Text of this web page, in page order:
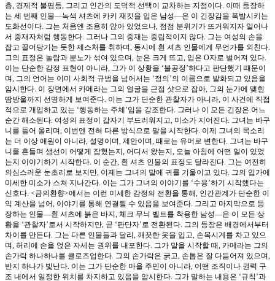
층, 경제적 불평등, 그리고 인간의 도덕적 선택이 교차하는 지점이다. 이때 등장하
는 세 번째 인물—녹색 셔츠에 카키 재킷을 입은 남성—은 이 긴장감을 폭발시키는
도화선이다. 그는 처음엔 조용히 앉아 있었으나, 점점 분위기가 뜨거워지자 일어나
서 중재자처럼 행동한다. 그러나 그의 중재는 중립적이지 않다. 그는 여성의 손을
잡고 끌어당기는 듯한 제스처를 취하며, 동시에 흰 셔츠 인물에게 무언가를 외친다.
그의 표정은 놀람과 분노가 섞여 있으며, 눈은 크게 뜨고, 입은 O자로 벌어져 있다.
이는 단순한 감정 표현이 아니라, 그가 이 상황을 ‘불공정’하다고 판단했기 때문이
며, 그의 언어는 이미 사회적 규범을 넘어서는 ‘정의’의 이름으로 발화되고 있음을
암시한다. 이 장면에서 카메라는 그의 얼굴을 근접 샷으로 잡아, 그의 눈가에 맺힌
땀방울까지 선명하게 보여준다. 이는 그가 단순한 관찰자가 아니라, 이 사건에 직접
적으로 개입하고 있는 ‘행동하는 주체’임을 강조한다. 그러나 이 모든 긴장은 어느
순간 해소된다. 여성의 표정이 갑자기 부드러워지고, 미소가 지어진다. 그녀는 바구
니를 들어 올리며, 이번엔 전혀 다른 방식으로 말을 시작한다. 이제 그녀의 목소리
는 더 이상 애원이 아니라, 설명이며, 제안이며, 때로는 유머로 변한다. 그녀는 바구
니를 흔들며 생선이 어떻게 잡혔는지, 어디서 왔는지, 오늘 아침에 어떤 일이 있었
는지 이야기하기 시작한다. 이 순간, 흰 셔츠 인물의 표정도 달라진다. 그는 여전히
의심스러운 눈초리로 보지만, 이제는 그녀의 말에 귀를 기울이고 있다. 그의 입가에
미세한 미소가 스쳐 지나간다. 이는 그가 그녀의 이야기를 ‘수용’하기 시작했다는
신호다. <금의환향>에서는 이런 미세한 감정의 전환을 통해, 인간관계가 단순한 이
익 계산을 넘어, 이야기를 통해 연결될 수 있음을 보여준다. 그리고 마지막으로 등
장하는 인물—흰 셔츠에 붉은 바지, 체크 무늬 벨트를 착용한 남성—은 이 모든 상
황을 ‘관찰자’로서 시작하지만, 곧 ‘판단자’로 전환된다. 그의 등장은 배경에서부터
차이를 만든다. 그는 다른 인물들과 달리, 깨끗한 옷을 입고, 손목시계를 차고 있으
며, 허리에 손을 얹은 자세는 권위를 내포한다. 그가 말을 시작할 때, 카메라는 그의
손가락 하나하나를 클로즈업한다. 그의 손가락은 굵고, 손톱은 잘 다듬어져 있으며,
반지 하나가 빛난다. 이는 그가 단순한 마을 주민이 아니라, 어떤 조직이나 권력 구
조 내에서 일정한 위치를 차지하고 있음을 암시한다. 그가 말하는 내용은 ‘규칙’과